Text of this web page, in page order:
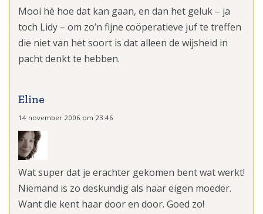
Mooi hè hoe dat kan gaan, en dan het geluk – ja
toch Lidy – om zo’n fijne coöperatieve juf te treffen
die niet van het soort is dat alleen de wijsheid in
pacht denkt te hebben.
Eline
14 november 2006 om 23:46
Wat super dat je erachter gekomen bent wat werkt!
Niemand is zo deskundig als haar eigen moeder.
Want die kent haar door en door. Goed zo!